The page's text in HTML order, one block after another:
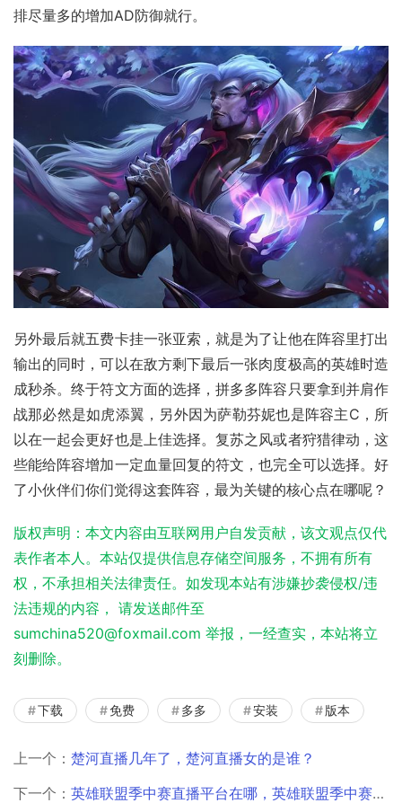
排尽量多的增加AD防御就行。
另外最后就五费卡挂一张亚索，就是为了让他在阵容里打出
输出的同时，可以在敌方剩下最后一张肉度极高的英雄时造
成秒杀。终于符文方面的选择，拼多多阵容只要拿到并肩作
战那必然是如虎添翼，另外因为萨勒芬妮也是阵容主C，所
以在一起会更好也是上佳选择。复苏之风或者狩猎律动，这
些能给阵容增加一定血量回复的符文，也完全可以选择。好
了小伙伴们你们觉得这套阵容，最为关键的核心点在哪呢？
版权声明：本文内容由互联网用户自发贡献，该文观点仅代
表作者本人。本站仅提供信息存储空间服务，不拥有所有
权，不承担相关法律责任。如发现本站有涉嫌抄袭侵权/违
法违规的内容， 请发送邮件至
sumchina520@foxmail.com 举报，一经查实，本站将立
刻删除。
下载 免费 多多 安装 版本
上一个： 楚河直播几年了，楚河直播女的是谁？
下一个： 英雄联盟季中赛直播平台在哪，英雄联盟季中赛直播平台是什么？